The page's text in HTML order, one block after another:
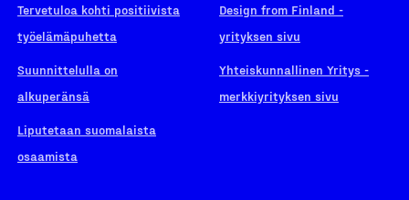
Tervetuloa kohti positiivista
työelämäpuhetta
Suunnittelulla on
alkuperänsä
Liputetaan suomalaista
osaamista
Design from Finland -
yrityksen sivu
Yhteiskunnallinen Yritys -
merkkiyrityksen sivu